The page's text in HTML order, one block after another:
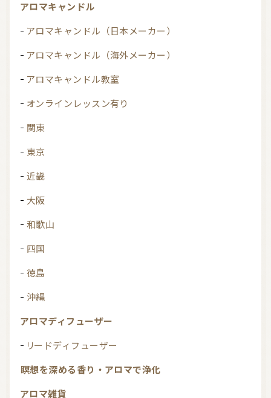
アロマキャンドル
アロマキャンドル（日本メーカー）
アロマキャンドル（海外メーカー）
アロマキャンドル教室
オンラインレッスン有り
関東
東京
近畿
大阪
和歌山
四国
徳島
沖縄
アロマディフューザー
リードディフューザー
瞑想を深める香り・アロマで浄化
アロマ雑貨